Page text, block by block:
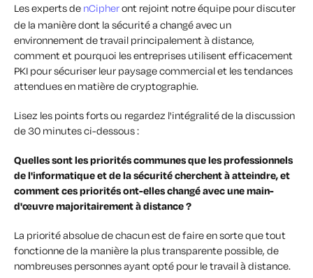
Les experts de nCipheront rejoint notre équipe pour discuter
de la manière dont la sécurité a changé avec un
environnement de travail principalement à distance,
comment et pourquoi les entreprises utilisent efficacement
PKI pour sécuriser leur paysage commercial et les tendances
attendues en matière de cryptographie.
Lisez les points forts ou regardez l'intégralité de la discussion
de 30 minutes ci-dessous :
Quelles sont les priorités communes que les professionnels
de l'informatique et de la sécurité cherchent à atteindre, et
comment ces priorités ont-elles changé avec une main-
d'œuvre majoritairement à distance ?
La priorité absolue de chacun est de faire en sorte que tout
fonctionne de la manière la plus transparente possible, de
nombreuses personnes ayant opté pour le travail à distance.